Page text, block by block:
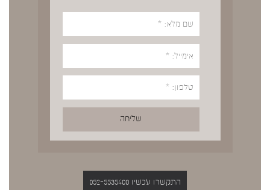
התקשרו עכשיו 052-5535400